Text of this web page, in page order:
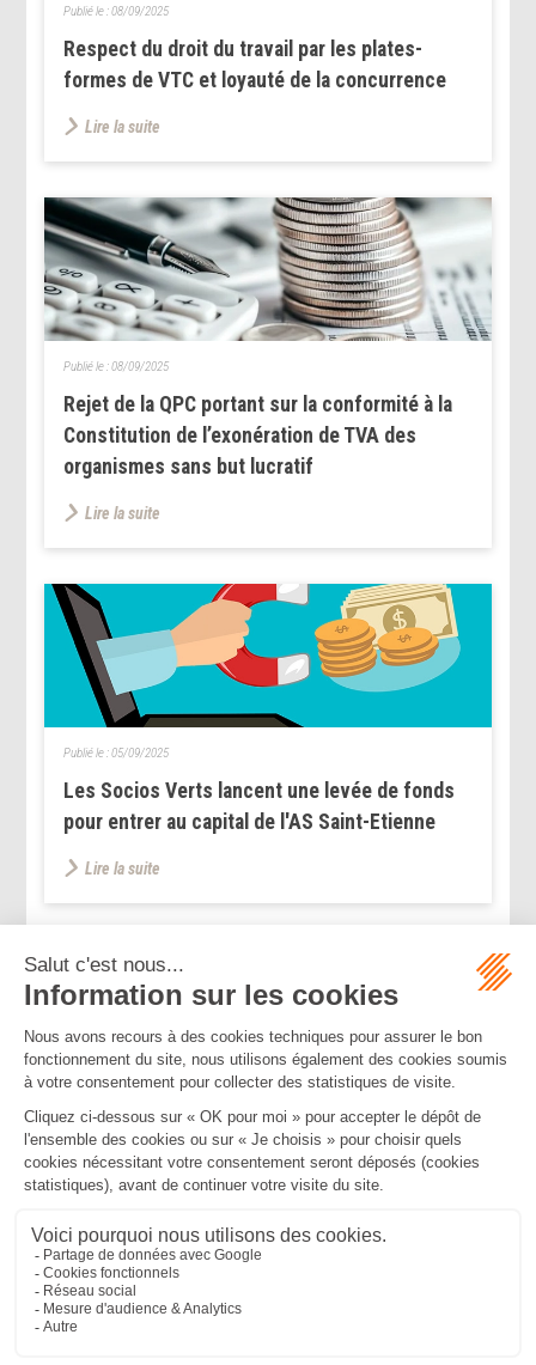
Respect du droit du travail par les plates-
formes de VTC et loyauté de la concurrence
Publié le :08/09/2025
Lire la suite
Rejet de la QPC portant sur la conformité à la
Constitution de l’exonération de TVA des
organismes sans but lucratif
Publié le :08/09/2025
Lire la suite
Les Socios Verts lancent une levée de fonds
pour entrer au capital de l'AS Saint-Etienne
Publié le :05/09/2025
Lire la suite
<< < ...
>>
Mentions légalesPolitique de confidentialitéPolitique de cookies
Plan du site
MBA ET ASSOCIÉS
235 Rue Helene Boucher, 34170 CASTELNAU LE LEZ
Bureau secondaire à Cannes